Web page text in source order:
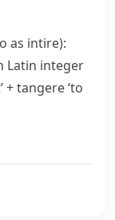
as intire):
Latin integer
+tangere‘to